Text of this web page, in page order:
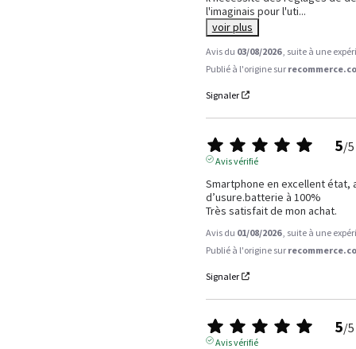
l'imaginais pour l'uti...
voir plus
Avis du 03/08/2026 , suite à une
Publié à l'origine sur
Signaler
5/5
Avis vérifié
Smartphone en excellent état,
d’usure.batterie à 100%
Très satisfait de mon achat.
Avis du 01/08/2026 , suite à une
Publié à l'origine sur
Signaler
5/5
Avis vérifié